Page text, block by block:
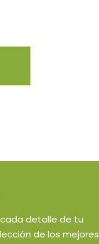
detalle de tu
de los mejores